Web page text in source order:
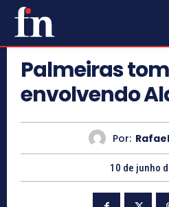
Palmeiras
envolvendo
Por:
10 de junho